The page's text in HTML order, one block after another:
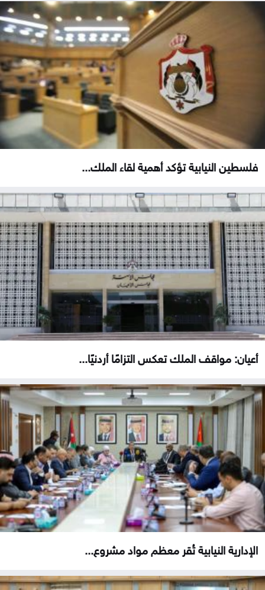
فلسطين النيابية تؤكد أهمية لقاء الملك...
أعيان: مواقف الملك تعكس التزامًا أردنيًا...
الإدارية النيابية تُقر معظم مواد مشروع...